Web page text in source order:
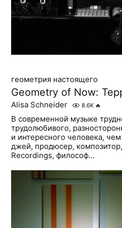
геометрия настоящего
Geometry of Now:
Alisa Schneider 8.6K 🔥
В современной музыке
трудолюбивого,
и интересного человека,
джей, продюсер,
Recordings, философ...